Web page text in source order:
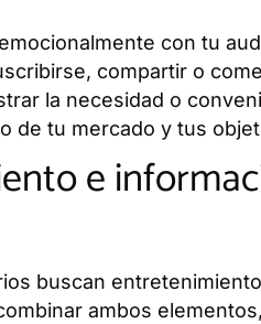
con tu
compartir o
la necesidad o
de tu mercado y tus
e
buscan
ambos